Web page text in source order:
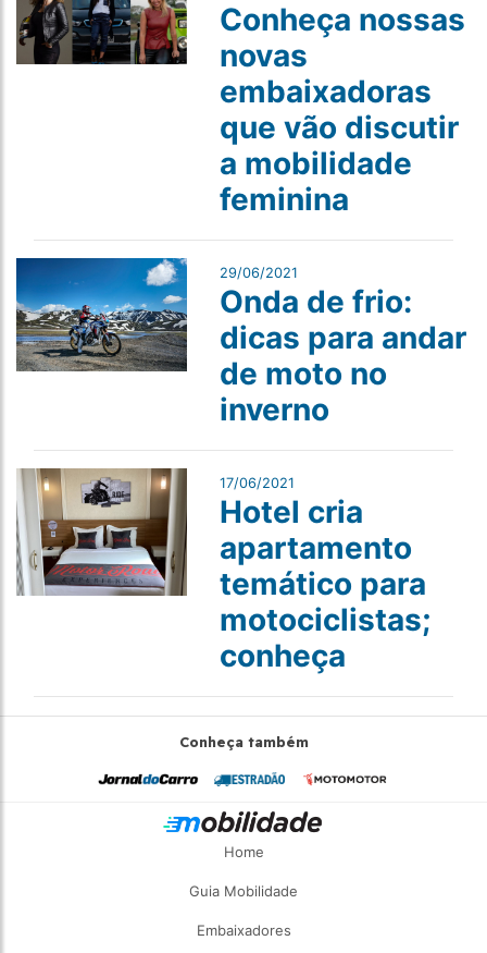
Conheça nossas
novas
embaixadoras
que vão discutir
a mobilidade
feminina
29/06/2021
Onda de frio:
dicas para andar
de moto no
inverno
17/06/2021
Hotel cria
apartamento
temático para
motociclistas;
conheça
Conheça também
Home
Guia Mobilidade
Embaixadores